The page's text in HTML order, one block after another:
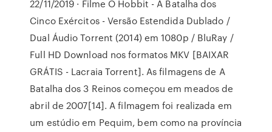
22/11/2019 · Filme O Hobbit - A Batalha dos
Cinco Exércitos - Versão Estendida Dublado /
Dual Áudio Torrent (2014) em 1080p / BluRay /
Full HD Download nos formatos MKV [BAIXAR
GRÁTIS - Lacraia Torrent]. As filmagens de A
Batalha dos 3 Reinos começou em meados de
abril de 2007[14]. A filmagem foi realizada em
um estúdio em Pequim, bem como na província